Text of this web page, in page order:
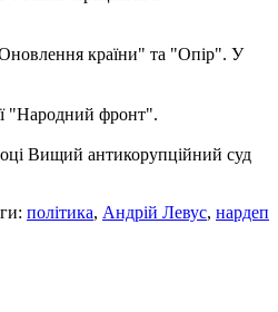
країни" та "Опір". У
"Народний фронт".
Вищий антикорупційний суд
політика, Андрій Левус, нардеп